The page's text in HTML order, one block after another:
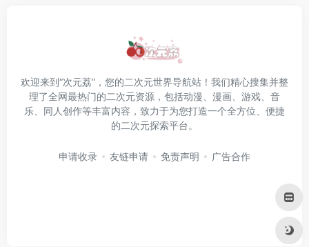
欢迎来到“次元荔”，您的二次元世界导航站！我们精心搜集并整
理了全网最热门的二次元资源，包括动漫、漫画、游戏、音
乐、同人创作等丰富内容，致力于为您打造一个全方位、便捷
的二次元探索平台。
申请收录 友链申请 免责声明 广告合作